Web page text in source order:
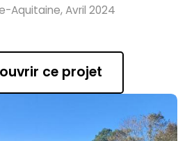
Aquitaine, Avril 2024
ce projet